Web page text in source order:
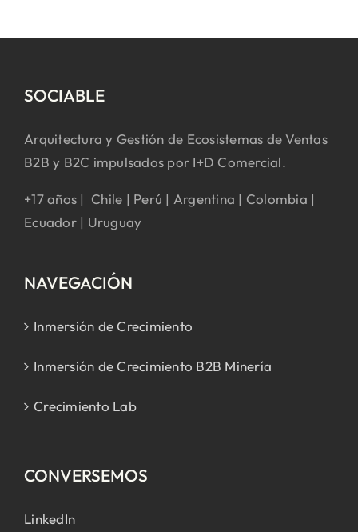
SOCIABLE
Arquitectura y Gestión de Ecosistemas de Ventas
B2B y B2C impulsados por I+D Comercial.
+17 años | Chile | Perú | Argentina | Colombia |
Ecuador | Uruguay
NAVEGACIÓN
Inmersión de Crecimiento
Inmersión de Crecimiento B2B Minería
Crecimiento Lab
CONVERSEMOS
LinkedIn